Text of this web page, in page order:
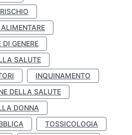
DI GENERE
SALUTE
INQUINAMENTO
DELLA SALUTE
DONNA
TOSSICOLOGIA